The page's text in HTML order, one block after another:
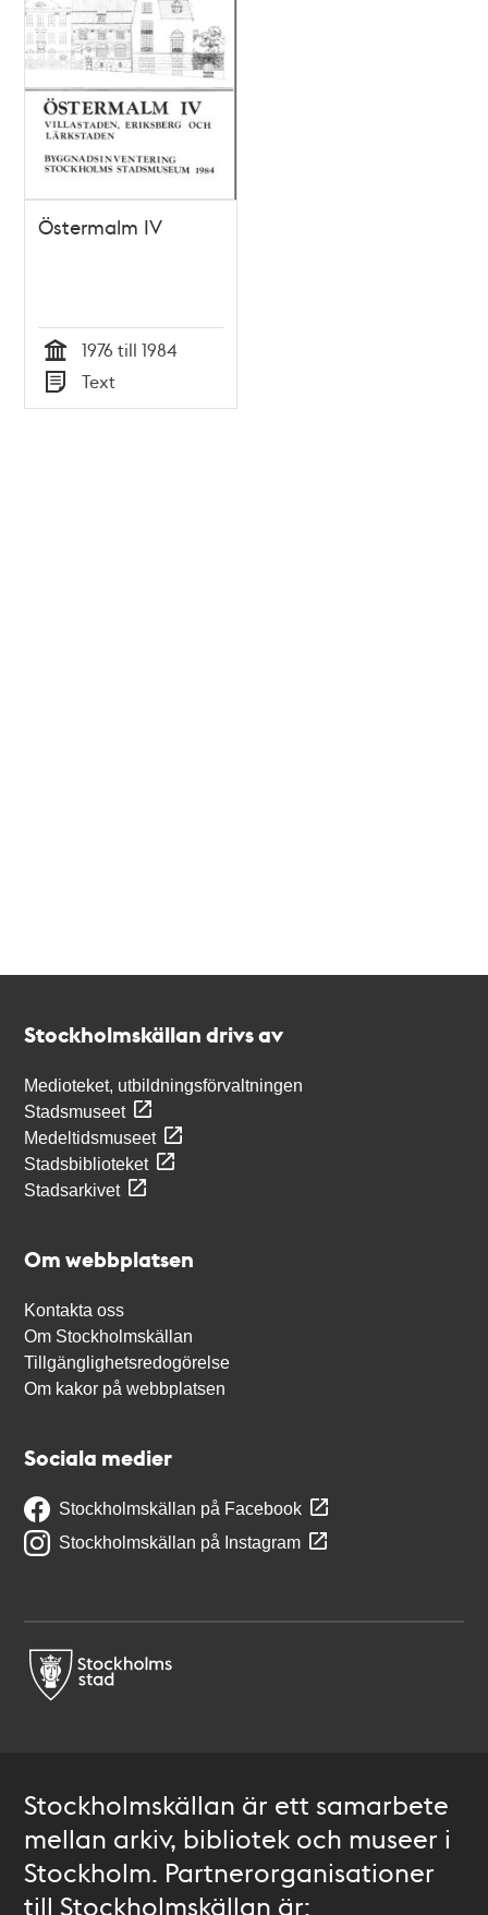
Östermalm IV
Tid
1976 till 1984
Typ
Text
Stockholmskällan drivs av
Medioteket, utbildningsförvaltningen
Stadsmuseet
Medeltidsmuseet
Stadsbiblioteket
Stadsarkivet
Om webbplatsen
Kontakta oss
Om Stockholmskällan
Tillgänglighetsredogörelse
Om kakor på webbplatsen
Sociala medier
Stockholmskällan på Facebook
Stockholmskällan på Instagram
Stockholmskällan är ett samarbete
mellan arkiv, bibliotek och museer i
Stockholm. Partnerorganisationer
till Stockholmskällan är: